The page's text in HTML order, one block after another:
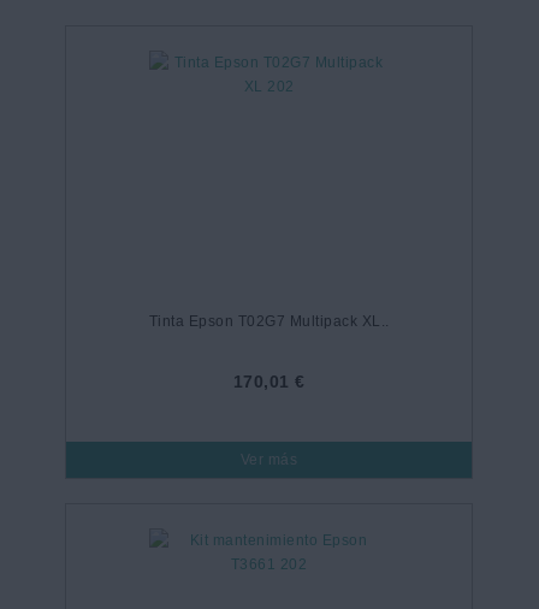
Tinta Epson T02G7 Multipack XL..
170,01 €
Ver más